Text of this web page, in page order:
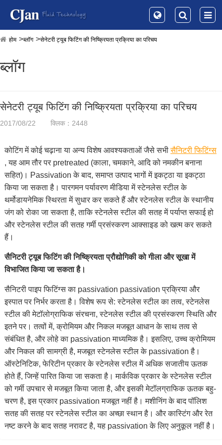
होम ब्लॉग सेनेटरी ट्यूब फिटिंग की निष्क्रियता प्रक्रिया का परिचय
ब्लॉग
सेनेटरी ट्यूब फिटिंग की निष्क्रियता प्रक्रिया का परिचय
2017/08/22 क्लिक：2448
कोटिंग में कोई चढ़ाना या अन्य विशेष आवश्यकताओं जैसे सभीसैनिटरी फिटिंग्स
, यह आम तौर पर pretreated (काला, चमकाने, आदि को नमकीन बनाना
सहित)। Passivation के बाद, समाप्त उत्पाद भागों में इकट्ठा या इकट्ठा
किया जा सकता है। पारगमन पर्यावरण मीडिया में स्टेनलेस स्टील के
थर्मोडायनेमिक स्थिरता में सुधार कर सकते हैं और स्टेनलेस स्टील के स्थानीय
जंग को रोका जा सकता है, ताकि स्टेनलेस स्टील की सतह में पर्याप्त सफाई हो
और स्टेनलेस स्टील की सतह गर्मी प्रसंस्करण आक्साइड को खत्म कर सकते
हैं।
सैनिटरी ट्यूब फिटिंग की निष्क्रियता प्रौद्योगिकी को गीला और सूखा में
विभाजित किया जा सकता है।
सैनिटरी पाइप फिटिंग्स का passivation passivation प्रक्रिया और
इस्पात पर निर्भर करता है। विशेष रूप से: स्टेनलेस स्टील का तत्व, स्टेनलेस
स्टील की मेटॉलोग्राफिक संरचना,स्टेनलेस स्टील की प्रसंस्करण स्थितिऔर
इतने पर। तत्वों में, क्रोमियम और निकल मजबूत आधान के साथ तत्व से
संबंधित है, और लोहे का passivation माध्यमिक है। इसलिए, उच्च क्रोमियम
और निकल की सामग्री है, मजबूत स्टेनलेस स्टील के passivation है।
ऑस्टेनिटिक, फेरिटीन प्रकार केस्टेनलेस स्टीलमें अधिक सजातीय ऊतक
होते हैं, जिन्हें पारित किया जा सकता है।मार्कविक प्रकार केस्टेनलेस स्टील
को गर्मी उपचार से मजबूत किया जाता है, और इसकी मेटॉलग्राफिक ऊतक बहु-
चरण है, इस प्रकार passivation मजबूत नहीं है। मशीनिंग के बाद पॉलिश
सतह की सतह पर स्टेनलेस स्टील का अच्छा स्थान है। और कास्टिंग और रेत
नष्ट करने के बाद सतह नरावट है, यह passivation के लिए अनुकूल नहीं है।